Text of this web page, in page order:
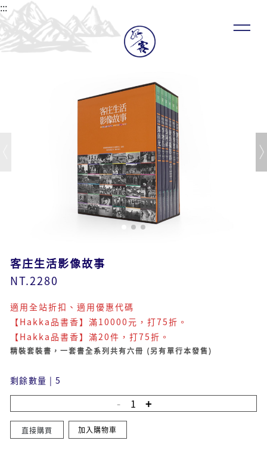
:::
客庄生活影像故事
NT.2280
適用全站折扣、適用優惠代碼
【Hakka品書香】滿10000元，打75折。
【Hakka品書香】滿20件，打75折。
精裝套裝書，一套書全系列共有六冊 (另有單行本發售)
剩餘數量 | 5
直接購買 加入購物車